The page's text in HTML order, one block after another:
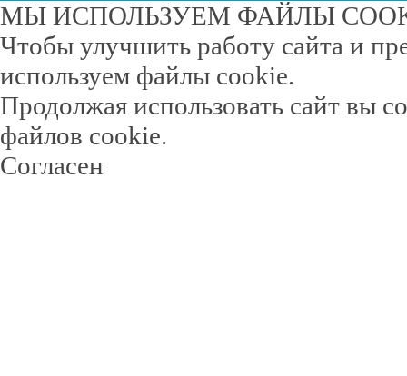
МЫ ИСПОЛЬЗУЕМ ФАЙЛЫ
Чтобы улучшить работу сайта и
используем файлы cookie.
Продолжая использовать сайт вы
файлов cookie.
Согласен